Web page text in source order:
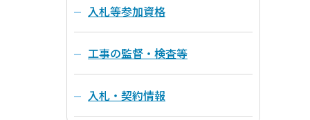
入札等参加資格
工事の監督・検査等
入札・契約情報